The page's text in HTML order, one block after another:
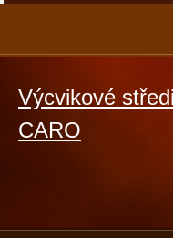
Výcvikové
CARO